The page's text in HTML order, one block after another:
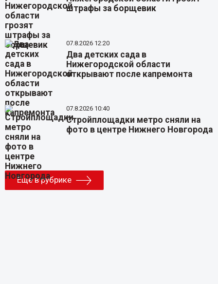
штрафы за борщевик
07.8.2026 12:20
Два детских сада в
Нижегородской области
открывают после капремонта
07.8.2026 10:40
Стройплощадки метро сняли на
фото в центре Нижнего Новгорода
Еще в рубрике